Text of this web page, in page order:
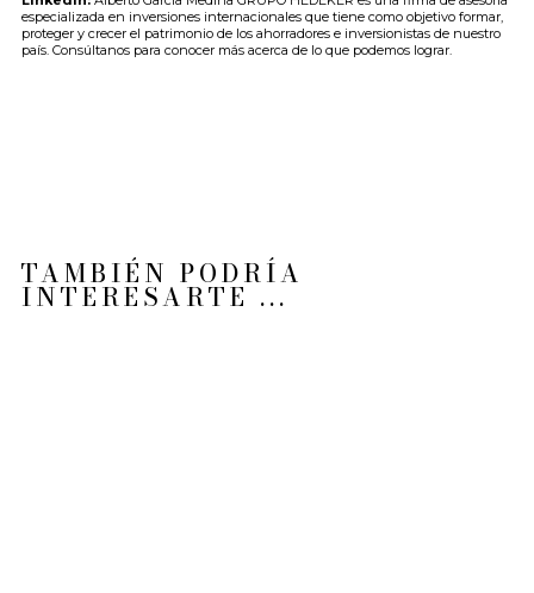
especializada en inversiones internacionales que tiene como objetivo formar,
proteger y crecer el patrimonio de los ahorradores e inversionistas de nuestro
país. Consúltanos para conocer más acerca de lo que podemos lograr.
TAMBIÉN PODRÍA
INTERESARTE ...